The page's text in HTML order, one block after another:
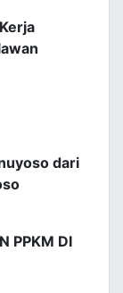
dari
PPKM DI